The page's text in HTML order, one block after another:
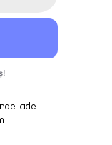
iade